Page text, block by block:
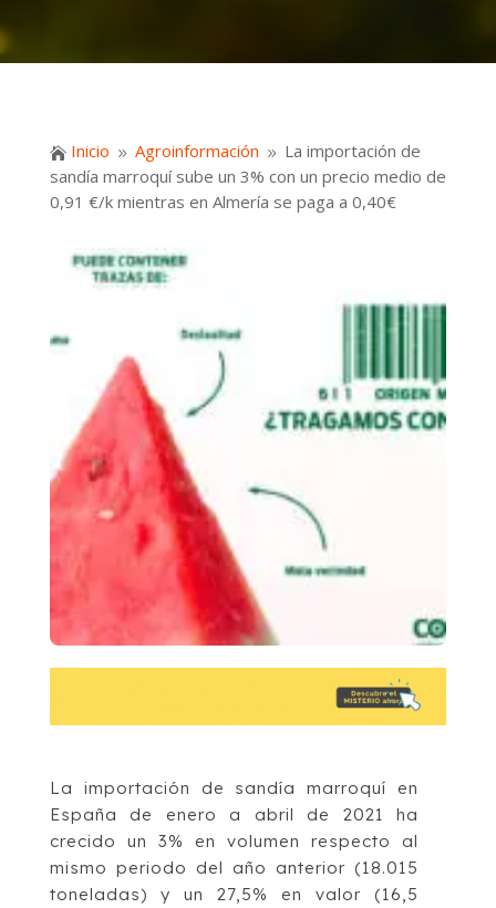
 Inicio 9 Agroinformación 9 La importación de
sandía marroquí sube un 3% con un precio medio de
0,91 €/k mientras en Almería se paga a 0,40€
La importación de sandía marroquí en
España de enero a abril de 2021 ha
crecido un 3% en volumen respecto al
mismo periodo del año anterior (18.015
toneladas) y un 27,5% en valor (16,5